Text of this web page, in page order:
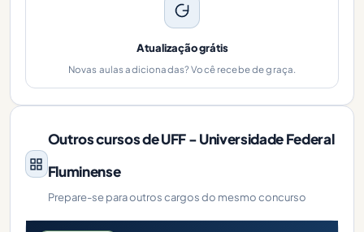
Atualização grátis
Novas aulas adicionadas? Você recebe de graça.
Outros cursos de UFF - Universidade Federal
Fluminense
Prepare-se para outros cargos do mesmo concurso